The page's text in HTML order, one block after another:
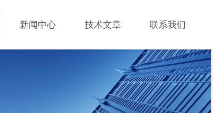
新闻中心 技术文章 联系我们